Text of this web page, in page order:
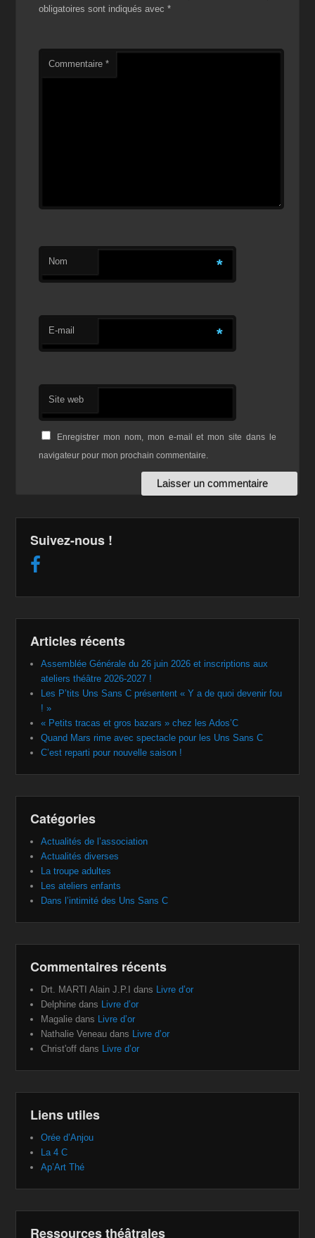
obligatoires sont indiqués avec*
Commentaire*
Nom *
E-mail *
Site web
Enregistrer mon nom, mon e-mail et mon site dans le
navigateur pour mon prochain commentaire.
Suivez-nous !
Articles récents
Assemblée Générale du 26 juin 2026 et inscriptions aux
ateliers théâtre 2026-2027 !
Les P’tits Uns Sans C présentent « Y a de quoi devenir fou
! »
« Petits tracas et gros bazars » chez les Ados’C
Quand Mars rime avec spectacle pour les Uns Sans C
C’est reparti pour nouvelle saison !
Catégories
Actualités de l’association
Actualités diverses
La troupe adultes
Les ateliers enfants
Dans l’intimité des Uns Sans C
Commentaires récents
Drt. MARTI Alain J.P.I dans Livre d’or
Delphine dans Livre d’or
Magalie dans Livre d’or
Nathalie Veneau dans Livre d’or
Christ'off dans Livre d’or
Liens utiles
Orée d’Anjou
La 4 C
Ap’Art Thé
Ressources théâtrales